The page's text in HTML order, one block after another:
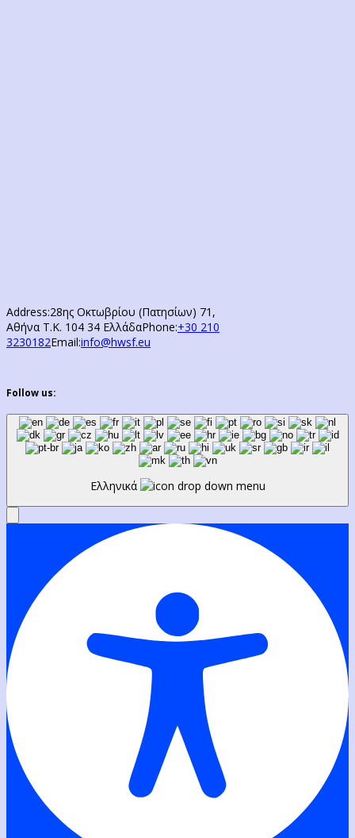
Address:28ης Οκτωβρίου (Πατησίων) 71,
Αθήνα Τ.Κ. 104 34 ΕλλάδαPhone:+30 210
3230182Email:info@hwsf.eu
Follow us:
Ελληνικά